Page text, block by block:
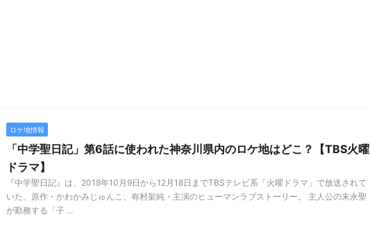
ロケ地情報
「中学聖日記」第6話に使われた神奈川県内のロケ地はどこ？【TBS火曜
ドラマ】
『中学聖日記』は、2018年10月9日から12月18日までTBSテレビ系「火曜ドラマ」で放送されて
いた、原作・かわかみじゅんこ、有村架純・主演のヒューマンラブストーリー。 主人公の末永聖
が勤務する「子 ...